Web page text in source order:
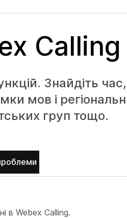
Calling
Знайдіть
мов і
груп тощо.
в Webex Calling.